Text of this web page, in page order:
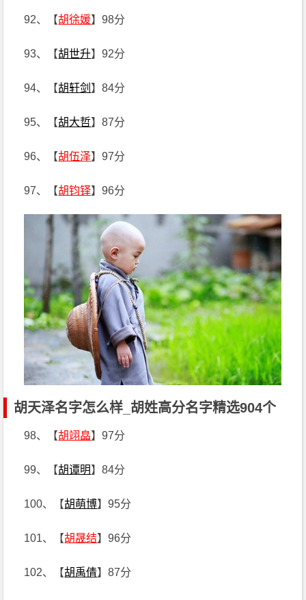
92、【胡徐媛】98分
93、【胡世升】92分
94、【胡轩剑 】84分
95、【胡大哲】87分
96、【胡伍泽】97分
97、【胡钧铎】96分
胡天泽名字怎么样_胡姓高分名字精选904个
98、【胡翊皛】97分
99、【胡谭明】84分
100、【胡萌博】95分
101、【胡晟结】96分
102、【胡禹倩】87分